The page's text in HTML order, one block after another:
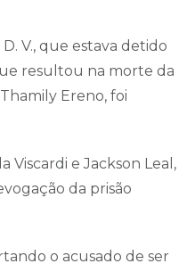
V., que estava detido
resultou na morte da
Ereno, foi
Viscardi e Jackson Leal,
da prisão
o acusado de ser